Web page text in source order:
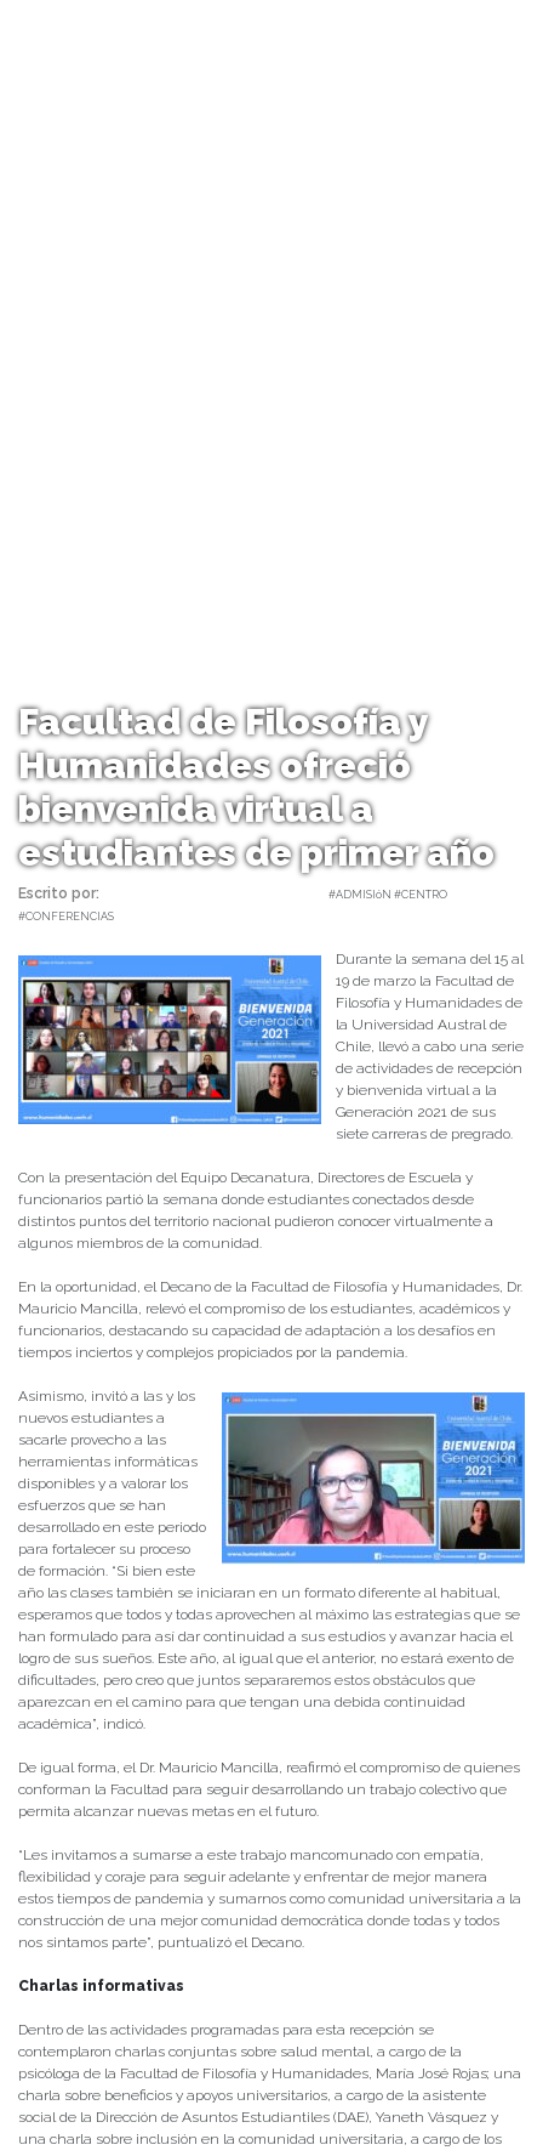
Facultad de Filosofía y
Humanidades ofreció
bienvenida virtual a
estudiantes de primer año
Escrito por:
#ADMISIóN #CENTRO
#CONFERENCIAS
Durante la semana del 15 al
19 de marzo la Facultad de
Filosofía y Humanidades de
la Universidad Austral de
Chile, llevó a cabo una serie
de actividades de recepción
y bienvenida virtual a la
Generación 2021 de sus
siete carreras de pregrado.
Con la presentación del Equipo Decanatura, Directores de Escuela y
funcionarios partió la semana donde estudiantes conectados desde
distintos puntos del territorio nacional pudieron conocer virtualmente a
algunos miembros de la comunidad.
En la oportunidad, el Decano de la Facultad de Filosofía y Humanidades, Dr.
Mauricio Mancilla, relevó el compromiso de los estudiantes, académicos y
funcionarios, destacando su capacidad de adaptación a los desafíos en
tiempos inciertos y complejos propiciados por la pandemia.
Asimismo, invitó a las y los
nuevos estudiantes a
sacarle provecho a las
herramientas informáticas
disponibles y a valorar los
esfuerzos que se han
desarrollado en este periodo
para fortalecer su proceso
de formación. “Si bien este
año las clases también se iniciaran en un formato diferente al habitual,
esperamos que todos y todas aprovechen al máximo las estrategias que se
han formulado para así dar continuidad a sus estudios y avanzar hacia el
logro de sus sueños. Este año, al igual que el anterior, no estará exento de
dificultades, pero creo que juntos separaremos estos obstáculos que
aparezcan en el camino para que tengan una debida continuidad
académica”, indicó.
De igual forma, el Dr. Mauricio Mancilla, reafirmó el compromiso de quienes
conforman la Facultad para seguir desarrollando un trabajo colectivo que
permita alcanzar nuevas metas en el futuro.
“Les invitamos a sumarse a este trabajo mancomunado con empatía,
flexibilidad y coraje para seguir adelante y enfrentar de mejor manera
estos tiempos de pandemia y sumarnos como comunidad universitaria a la
construcción de una mejor comunidad democrática donde todas y todos
nos sintamos parte”, puntualizó el Decano.
Charlas informativas
Dentro de las actividades programadas para esta recepción se
contemplaron charlas conjuntas sobre salud mental, a cargo de la
psicóloga de la Facultad de Filosofía y Humanidades, María José Rojas; una
charla sobre beneficios y apoyos universitarios, a cargo de la asistente
social de la Dirección de Asuntos Estudiantiles (DAE), Yaneth Vásquez y
una charla sobre inclusión en la comunidad universitaria, a cargo de los